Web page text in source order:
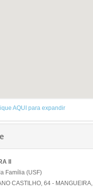
AQUI para expandir
II
Família (USF)
CASTILHO, 64 - MANGUEIRA,